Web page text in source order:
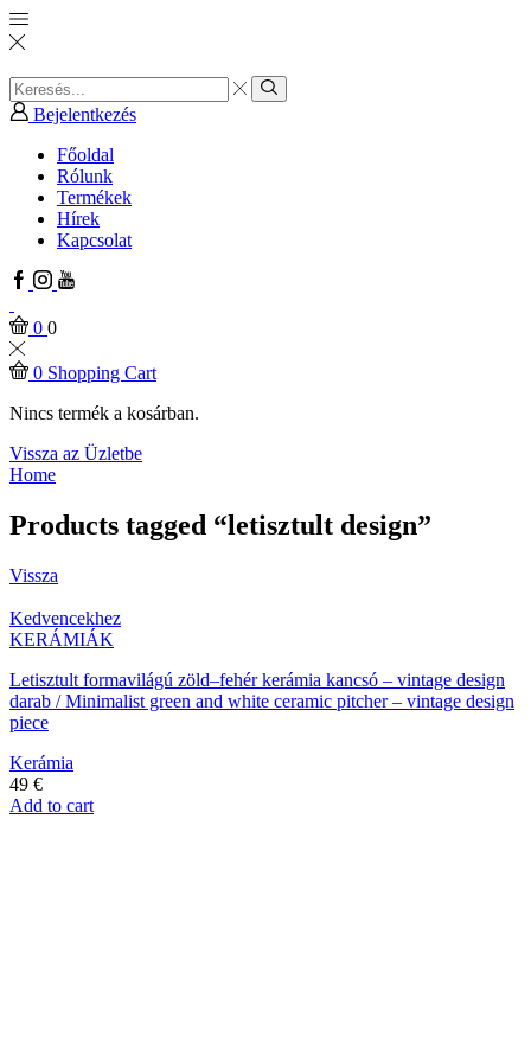
Search
input
Search
Bejelentkezés
Főoldal
Rólunk
Termékek
Hírek
Kapcsolat
Facebook
Instagram
Youtube
0 0
0 Shopping Cart
Nincs termék a kosárban.
Vissza az Üzletbe
Home
Products tagged “letisztult design”
Vissza
Kedvencekhez
KERÁMIÁK
Letisztult formavilágú zöld–fehér kerámia kancsó – vintage design
darab / Minimalist green and white ceramic pitcher – vintage design
piece
Kerámia
49 €
Add to cart